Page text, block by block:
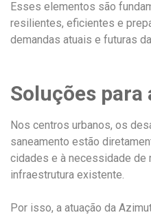
Esses elementos são
resilientes, eficientes e
demandas atuais e futuras
Soluções para
Nos centros urbanos, os
saneamento estão
cidades e à necessidade de
infraestrutura existente.
Por isso, a atuação da